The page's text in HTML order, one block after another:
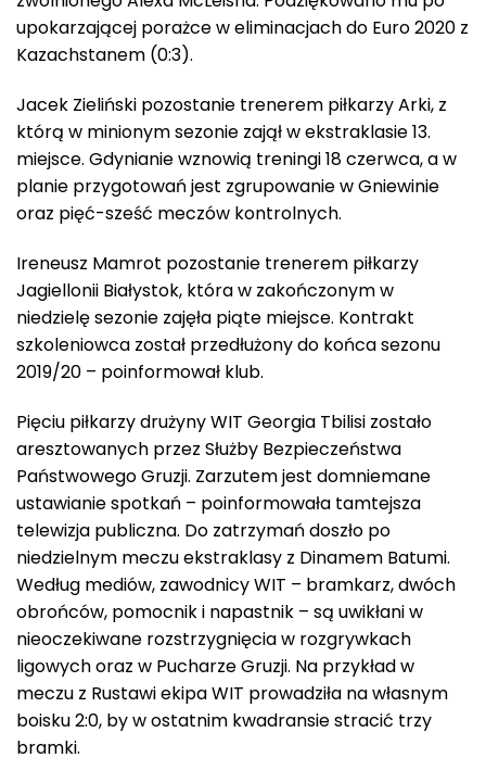
upokarzającej porażce w eliminacjach do Euro 2020 z
Kazachstanem (0:3).
Jacek Zieliński pozostanie trenerem piłkarzy Arki, z
którą w minionym sezonie zajął w ekstraklasie 13.
miejsce. Gdynianie wznowią treningi 18 czerwca, a w
planie przygotowań jest zgrupowanie w Gniewinie
oraz pięć-sześć meczów kontrolnych.
Ireneusz Mamrot pozostanie trenerem piłkarzy
Jagiellonii Białystok, która w zakończonym w
niedzielę sezonie zajęła piąte miejsce. Kontrakt
szkoleniowca został przedłużony do końca sezonu
2019/20 – poinformował klub.
Pięciu piłkarzy drużyny WIT Georgia Tbilisi zostało
aresztowanych przez Służby Bezpieczeństwa
Państwowego Gruzji. Zarzutem jest domniemane
ustawianie spotkań – poinformowała tamtejsza
telewizja publiczna. Do zatrzymań doszło po
niedzielnym meczu ekstraklasy z Dinamem Batumi.
Według mediów, zawodnicy WIT – bramkarz, dwóch
obrońców, pomocnik i napastnik – są uwikłani w
nieoczekiwane rozstrzygnięcia w rozgrywkach
ligowych oraz w Pucharze Gruzji. Na przykład w
meczu z Rustawi ekipa WIT prowadziła na własnym
boisku 2:0, by w ostatnim kwadransie stracić trzy
bramki.